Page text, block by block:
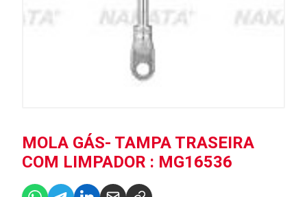
MOLA GÁS- TAMPA TRASEIRA
COM LIMPADOR : MG16536